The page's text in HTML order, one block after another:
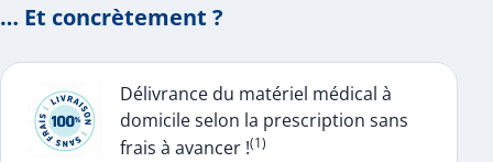
… Et concrètement ?
Délivrance du matériel médical à
domicile selon la prescription sans
frais à avancer !(1)